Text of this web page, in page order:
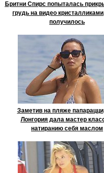
Бритни Спирс попыталась
грудь на видео
получилось
Заметив на пляже
Лонгория дала мастер
натиранию себя маслом